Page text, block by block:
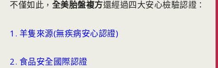
不僅如此 ， 全美胎盤複方還經過四大安心檢驗認證 ：
1. 羊隻來源(無疾病安心認證)
2. 食品安全國際認證